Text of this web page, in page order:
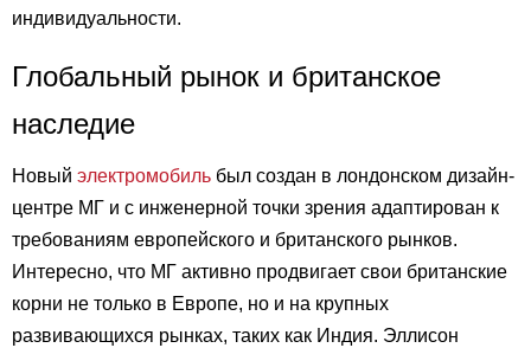
индивидуальности.
Глобальный рынок и британское
наследие
Новый электромобиль был создан в лондонском дизайн-
центре МГ и с инженерной точки зрения адаптирован к
требованиям европейского и британского рынков.
Интересно, что МГ активно продвигает свои британские
корни не только в Европе, но и на крупных
развивающихся рынках, таких как Индия. Эллисон